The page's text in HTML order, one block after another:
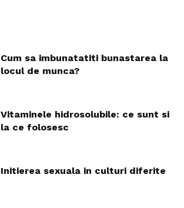
Cum sa imbunatatiti bunastarea la
locul de munca?
Vitaminele hidrosolubile: ce sunt si
la ce folosesc
Initierea sexuala in culturi diferite